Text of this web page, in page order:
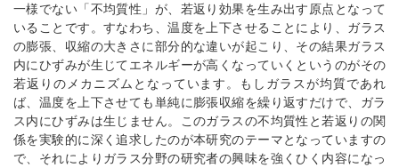
一様でない「不均質性」が、若返り効果を生み出す原点となって
いることです。すなわち、温度を上下させることにより、ガラス
の膨張、収縮の大きさに部分的な違いが起こり、その結果ガラス
内にひずみが生じてエネルギーが高くなっていくというのがその
若返りのメカニズムとなっています。もしガラスが均質であれ
ば、温度を上下させても単純に膨張収縮を繰り返すだけで、ガラ
ス内にひずみは生じません。このガラスの不均質性と若返りの関
係を実験的に深く追求したのが本研究のテーマとなっていますの
で、それによりガラス分野の研究者の興味を強くひく内容になっ